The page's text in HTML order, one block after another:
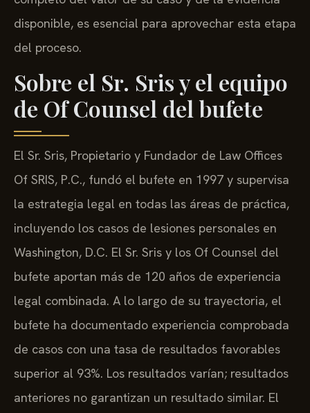
disponible, es esencial para aprovechar esta etapa
del proceso.
Sobre el Sr. Sris y el equipo
de Of Counsel del bufete
El Sr. Sris, Propietario y Fundador de Law Offices
Of SRIS, P.C., fundó el bufete en 1997 y supervisa
la estrategia legal en todas las áreas de práctica,
incluyendo los casos de lesiones personales en
Washington, D.C. El Sr. Sris y los Of Counsel del
bufete aportan más de 120 años de experiencia
legal combinada. A lo largo de su trayectoria, el
bufete ha documentado experiencia comprobada
de casos con una tasa de resultados favorables
superior al 93%. Los resultados varían; resultados
anteriores no garantizan un resultado similar. El